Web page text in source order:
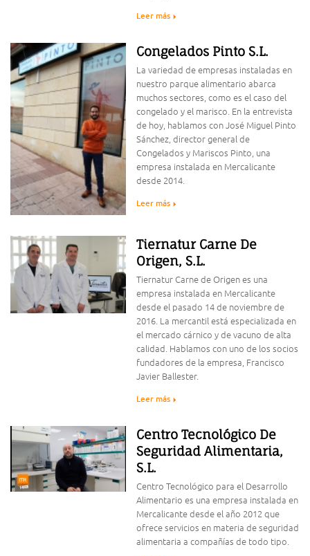
Leer más
Congelados Pinto S.L.
La variedad de empresas instaladas en
nuestro parque alimentario abarca
muchos sectores, como es el caso del
congelado y el marisco. En la entrevista
de hoy, hablamos con José Miguel Pinto
Sánchez, director general de
Congelados y Mariscos Pinto, una
empresa instalada en Mercalicante
desde 2014.
Leer más
Tiernatur Carne De
Origen, S.L.
Tiernatur Carne de Origen es una
empresa instalada en Mercalicante
desde el pasado 14 de noviembre de
2016. La mercantil está especializada en
el mercado cárnico y de vacuno de alta
calidad. Hablamos con uno de los socios
fundadores de la empresa, Francisco
Javier Ballester.
Leer más
Centro Tecnológico De
Seguridad Alimentaria,
S.L.
Centro Tecnológico para el Desarrollo
Alimentario es una empresa instalada en
Mercalicante desde el año 2012 que
ofrece servicios en materia de seguridad
alimentaria a compañías de todo tipo.